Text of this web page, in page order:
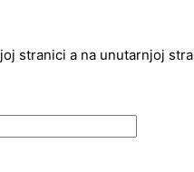
stranici a na unutarnjoj